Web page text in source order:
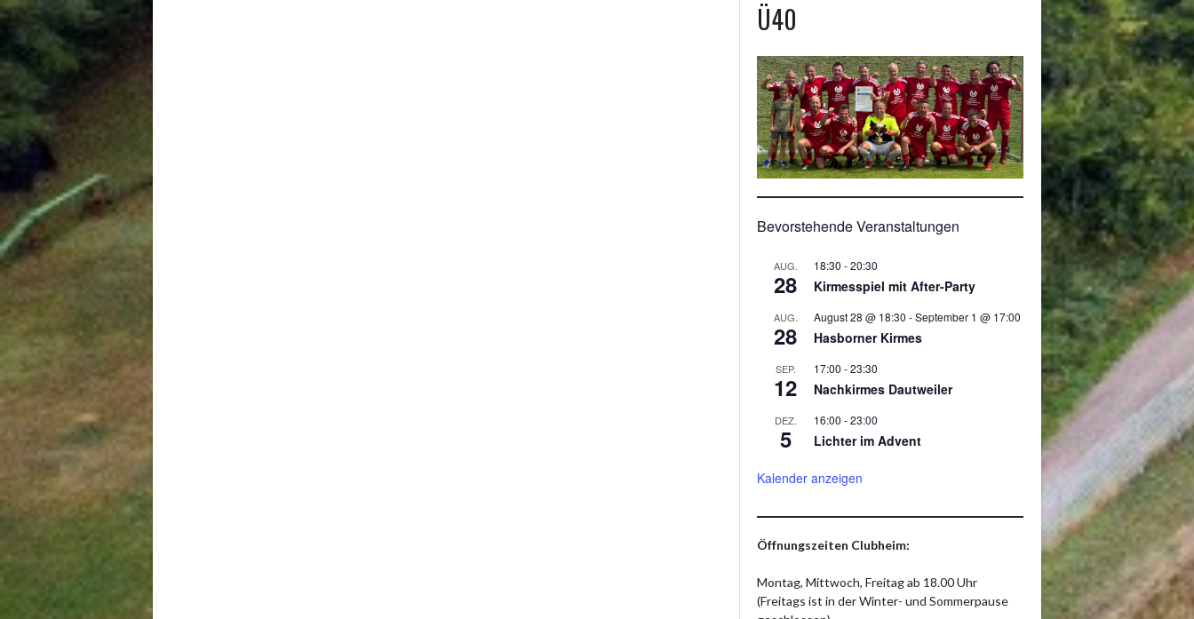
Ü40
Bevorstehende Veranstaltungen
AUG.
28
18:30 -20:30
Kirmesspiel mit After-Party
AUG.
28
August 28 @ 18:30 -September 1 @ 17:00
Hasborner Kirmes
SEP.
12
17:00 -23:30
Nachkirmes Dautweiler
DEZ.
5
16:00 -23:00
Lichter im Advent
Kalender anzeigen
Öffnungszeiten Clubheim:
Montag, Mittwoch, Freitag ab 18.00 Uhr
(Freitags ist in der Winter- und Sommerpause